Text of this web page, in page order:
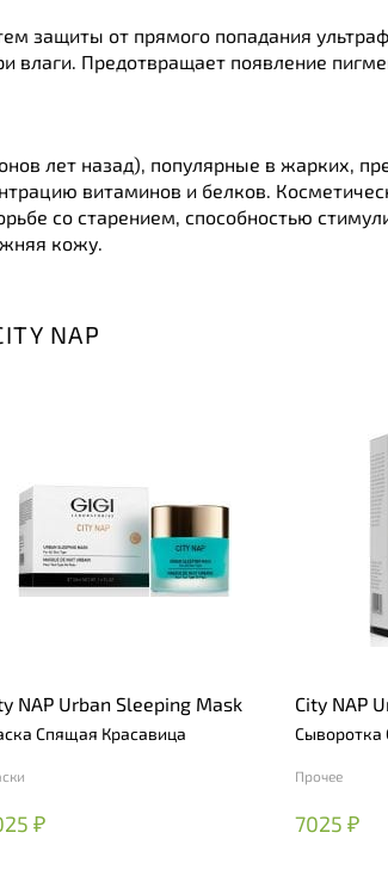
защиты от прямого попадания
влаги. Предотвращает появление
лет назад), популярные в жарких,
витаминов и белков.
со старением, способностью
кожу.
NAP
NAP Urban Sleeping Mask
Спящая Красавица
₽
City NAP
Сыворотка
Прочее
7025 ₽